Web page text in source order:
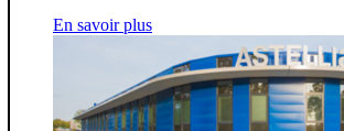
En savoir plus